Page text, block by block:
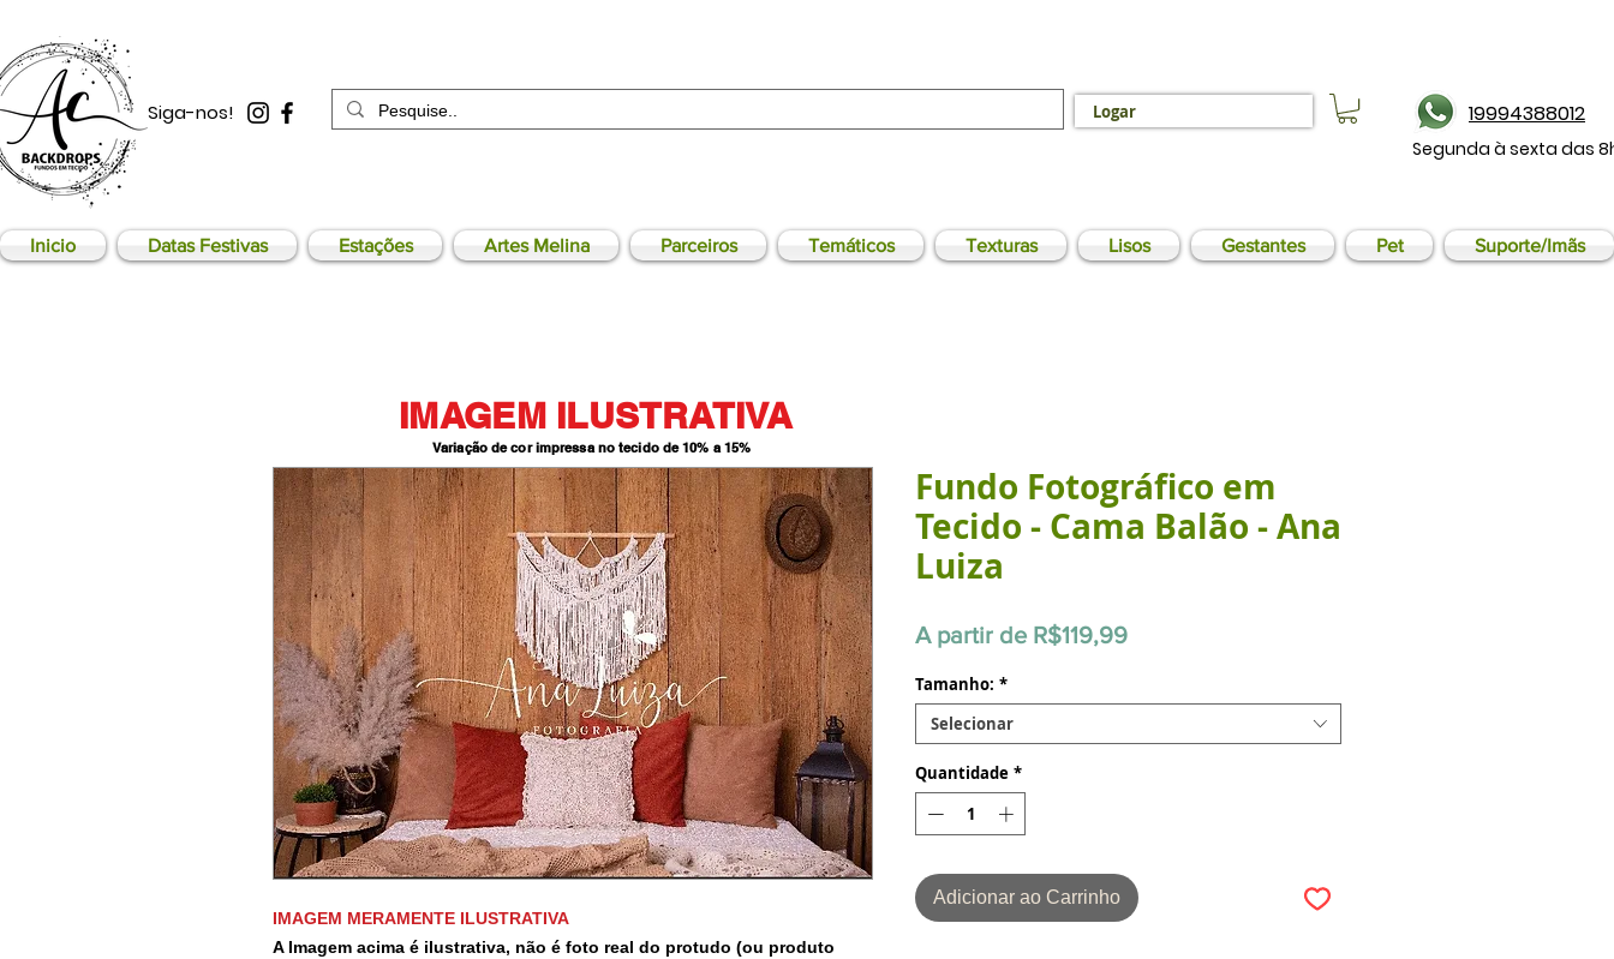
Siga-nos! Logar 19994388012
Segunda à sexta das
Inicio Datas Festivas Estações Artes Melina Parceiros Temáticos Texturas Lisos Gestantes Pet Suporte/Imãs
IMAGEM MERAMENTE ILUSTRATIVA
A Imagem acima é ilustrativa, não é foto real do protudo (ou produto
Fundo Fotográfico em
Tecido - Cama Balão - Ana
Luiza
A partir de R$119,99Preço
Tamanho: *
Selecionar
Quantidade *
Adicionar ao Carrinho
IMAGEM ILUSTRATIVA
Variação de cor impressa no tecido de 10% a 15%